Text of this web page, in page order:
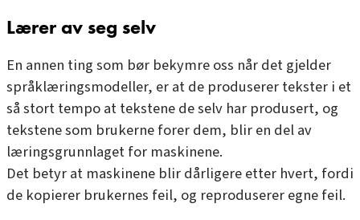
Lærer av seg selv
En annen ting som bør bekymre oss når det gjelder
språklæringsmodeller, er at de produserer tekster i et
så stort tempo at tekstene de selv har produsert, og
tekstene som brukerne forer dem, blir en del av
læringsgrunnlaget for maskinene.
Det betyr at maskinene blir dårligere etter hvert, fordi
de kopierer brukernes feil, og reproduserer egne feil.